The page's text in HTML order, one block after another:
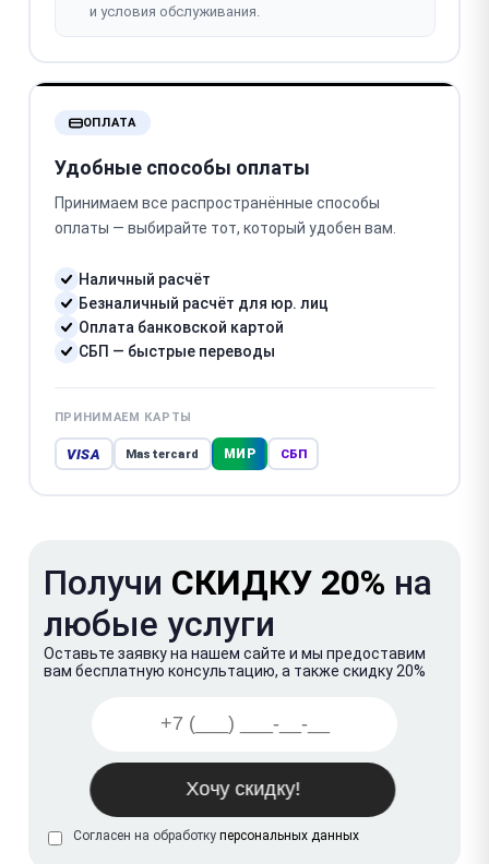
и условия обслуживания.
ОПЛАТА
Удобные способы оплаты
Принимаем все распространённые способы
оплаты — выбирайте тот, который удобен вам.
Наличный расчёт
Безналичный расчёт для юр. лиц
Оплата банковской картой
СБП — быстрые переводы
ПРИНИМАЕМ КАРТЫ
VISA Mastercard МИР СБП
Получи СКИДКУ 20% на
любые услуги
Оставьте заявку на нашем сайте и мы предоставим
вам бесплатную консультацию, а также скидку 20%
Согласен на обработку персональных данных